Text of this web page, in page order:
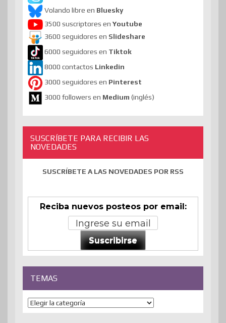
Volando libre en Bluesky
3500 suscriptores en Youtube
3600 seguidores en Slideshare
6000 seguidores en Tiktok
8000 contactos Linkedin
3000 seguidores en Pinterest
3000 followers en Medium (inglés)
SUSCRÍBETE PARA RECIBIR LAS
NOVEDADES
SUSCRÍBETE A LAS NOVEDADES POR RSS
Reciba nuevos posteos por email:
Suscribirse
TEMAS
Temas